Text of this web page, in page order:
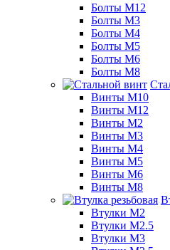
Болты М12
Болты М3
Болты М4
Болты М5
Болты М6
Болты М8
Винты М10
Винты М12
Винты М2
Винты М3
Винты М4
Винты М5
Винты М6
Винты М8
Втулки М2
Втулки М2.5
Втулки М3